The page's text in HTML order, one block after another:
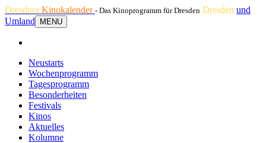
DresdnerKinokalender - Das Kinoprogramm für Dresden Dresden und
Umland
MENU
Neustarts
Wochenprogramm
Tagesprogramm
Besonderheiten
Festivals
Kinos
Aktuelles
Kolumne